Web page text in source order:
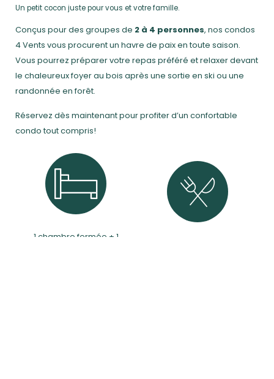
Un petit cocon juste pour vous et votre famille.
Conçus pour des groupes de 2 à 4 personnes, nos condos
4 Vents vous procurent un havre de paix en toute saison.
Vous pourrez préparer votre repas préféré et relaxer devant
le chaleureux foyer au bois après une sortie en ski ou une
randonnée en forêt.
Réservez dès maintenant pour profiter d’un confortable
condo tout compris!
1 chambre fermée + 1